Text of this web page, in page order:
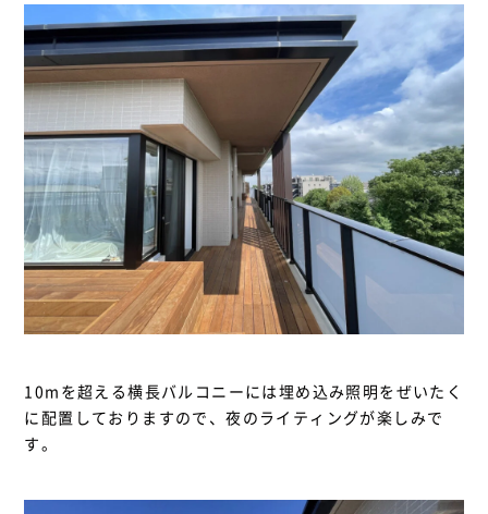
10mを超える横長バルコニーには埋め込み照明をぜいたく
に配置しておりますので、夜のライティングが楽しみで
す。